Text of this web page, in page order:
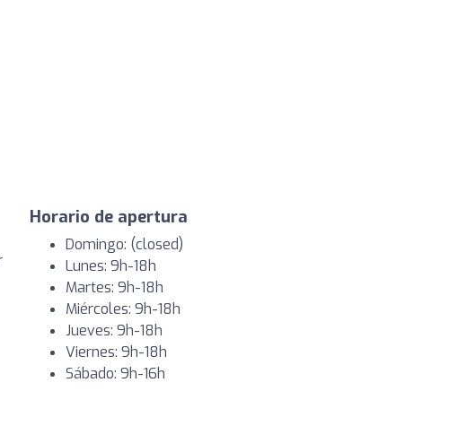
Horario de apertura
Domingo: (closed)
Lunes: 9h-18h
Martes: 9h-18h
Miércoles: 9h-18h
Jueves: 9h-18h
Viernes: 9h-18h
Sábado: 9h-16h